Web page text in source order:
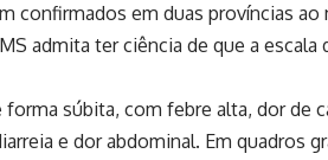
confirmados em duas províncias
admita ter ciência de que a
súbita, com febre alta, dor de
e dor abdominal. Em quadros